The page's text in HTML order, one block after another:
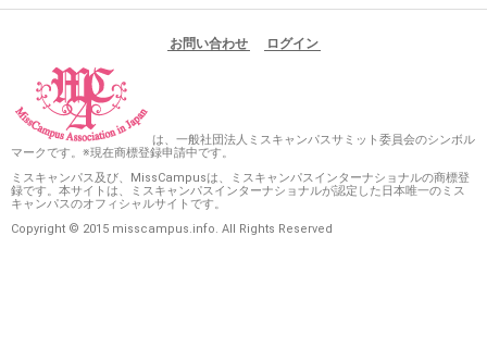
お問い合わせ ログイン
は、一般社団法人ミスキャンパスサミット委員会のシンボル
マークです。※現在商標登録申請中です。
ミスキャンパス及び、MissCampusは、ミスキャンパスインターナショナルの商標登
録です。本サイトは、ミスキャンパスインターナショナルが認定した日本唯一のミス
キャンパスのオフィシャルサイトです。
Copyright © 2015 misscampus.info. All Rights Reserved